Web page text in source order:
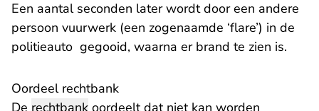
Een aantal seconden later wordt door een andere
persoon vuurwerk (een zogenaamde ‘flare’) in de
politieauto gegooid, waarna er brand te zien is.
Oordeel rechtbank
De rechtbank oordeelt dat niet kan worden